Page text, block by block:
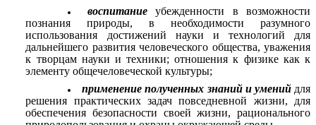
воспитаниеубежденности в возможности
познания природы, в необходимости разумного
использования достижений науки и технологий для
дальнейшего развития человеческого общества, уважения
к творцам науки и техники; отношения к физике как к
элементу общечеловеческой культуры;
применение полученных знаний и умений для
решения практических задач повседневной жизни, для
обеспечения безопасности своей жизни, рационального